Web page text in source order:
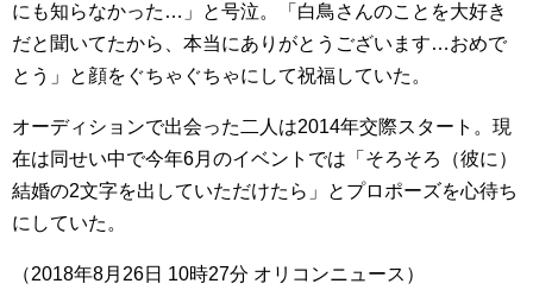
にも知らなかった…」と号泣。「白鳥さんのことを大好き
だと聞いてたから、本当にありがとうございます…おめで
とう」と顔をぐちゃぐちゃにして祝福していた。
オーディションで出会った二人は2014年交際スタート。現
在は同せい中で今年6月のイベントでは「そろそろ（彼に）
結婚の2文字を出していただけたら」とプロポーズを心待ち
にしていた。
（2018年8月26日 10時27分 オリコンニュース）